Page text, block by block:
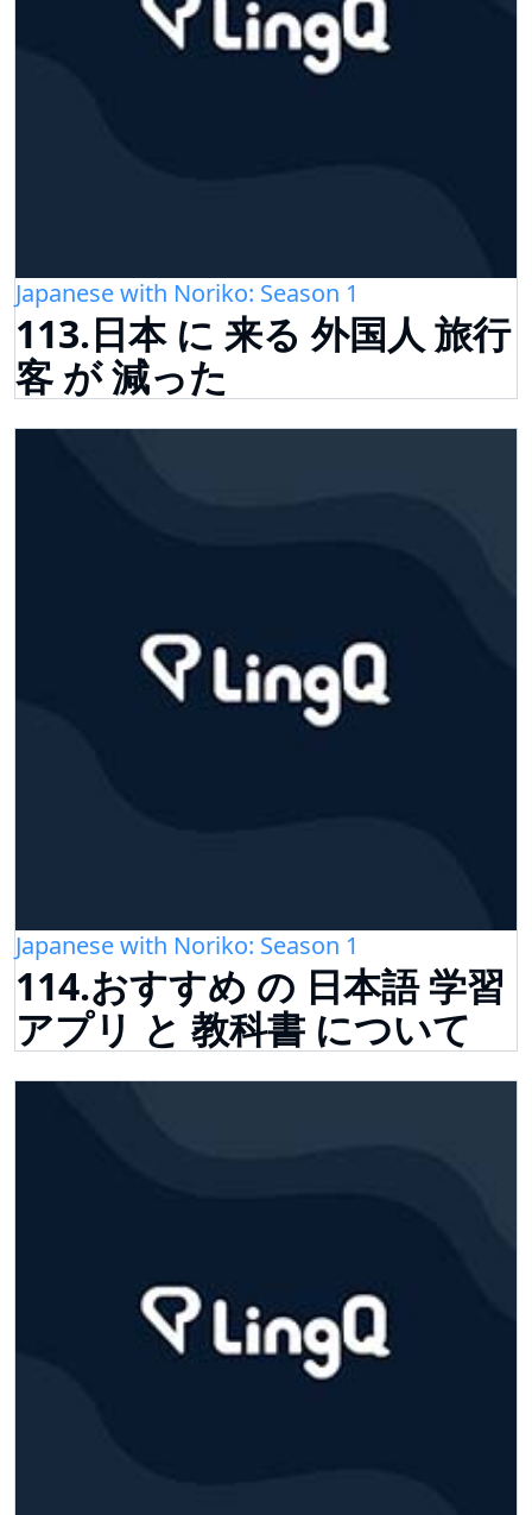
Japanese with Noriko: Season 1
113.日本 に 来る 外国人 旅行
客 が 減った
Japanese with Noriko: Season 1
114.おすすめ の 日本語 学習
アプリ と 教科書 について